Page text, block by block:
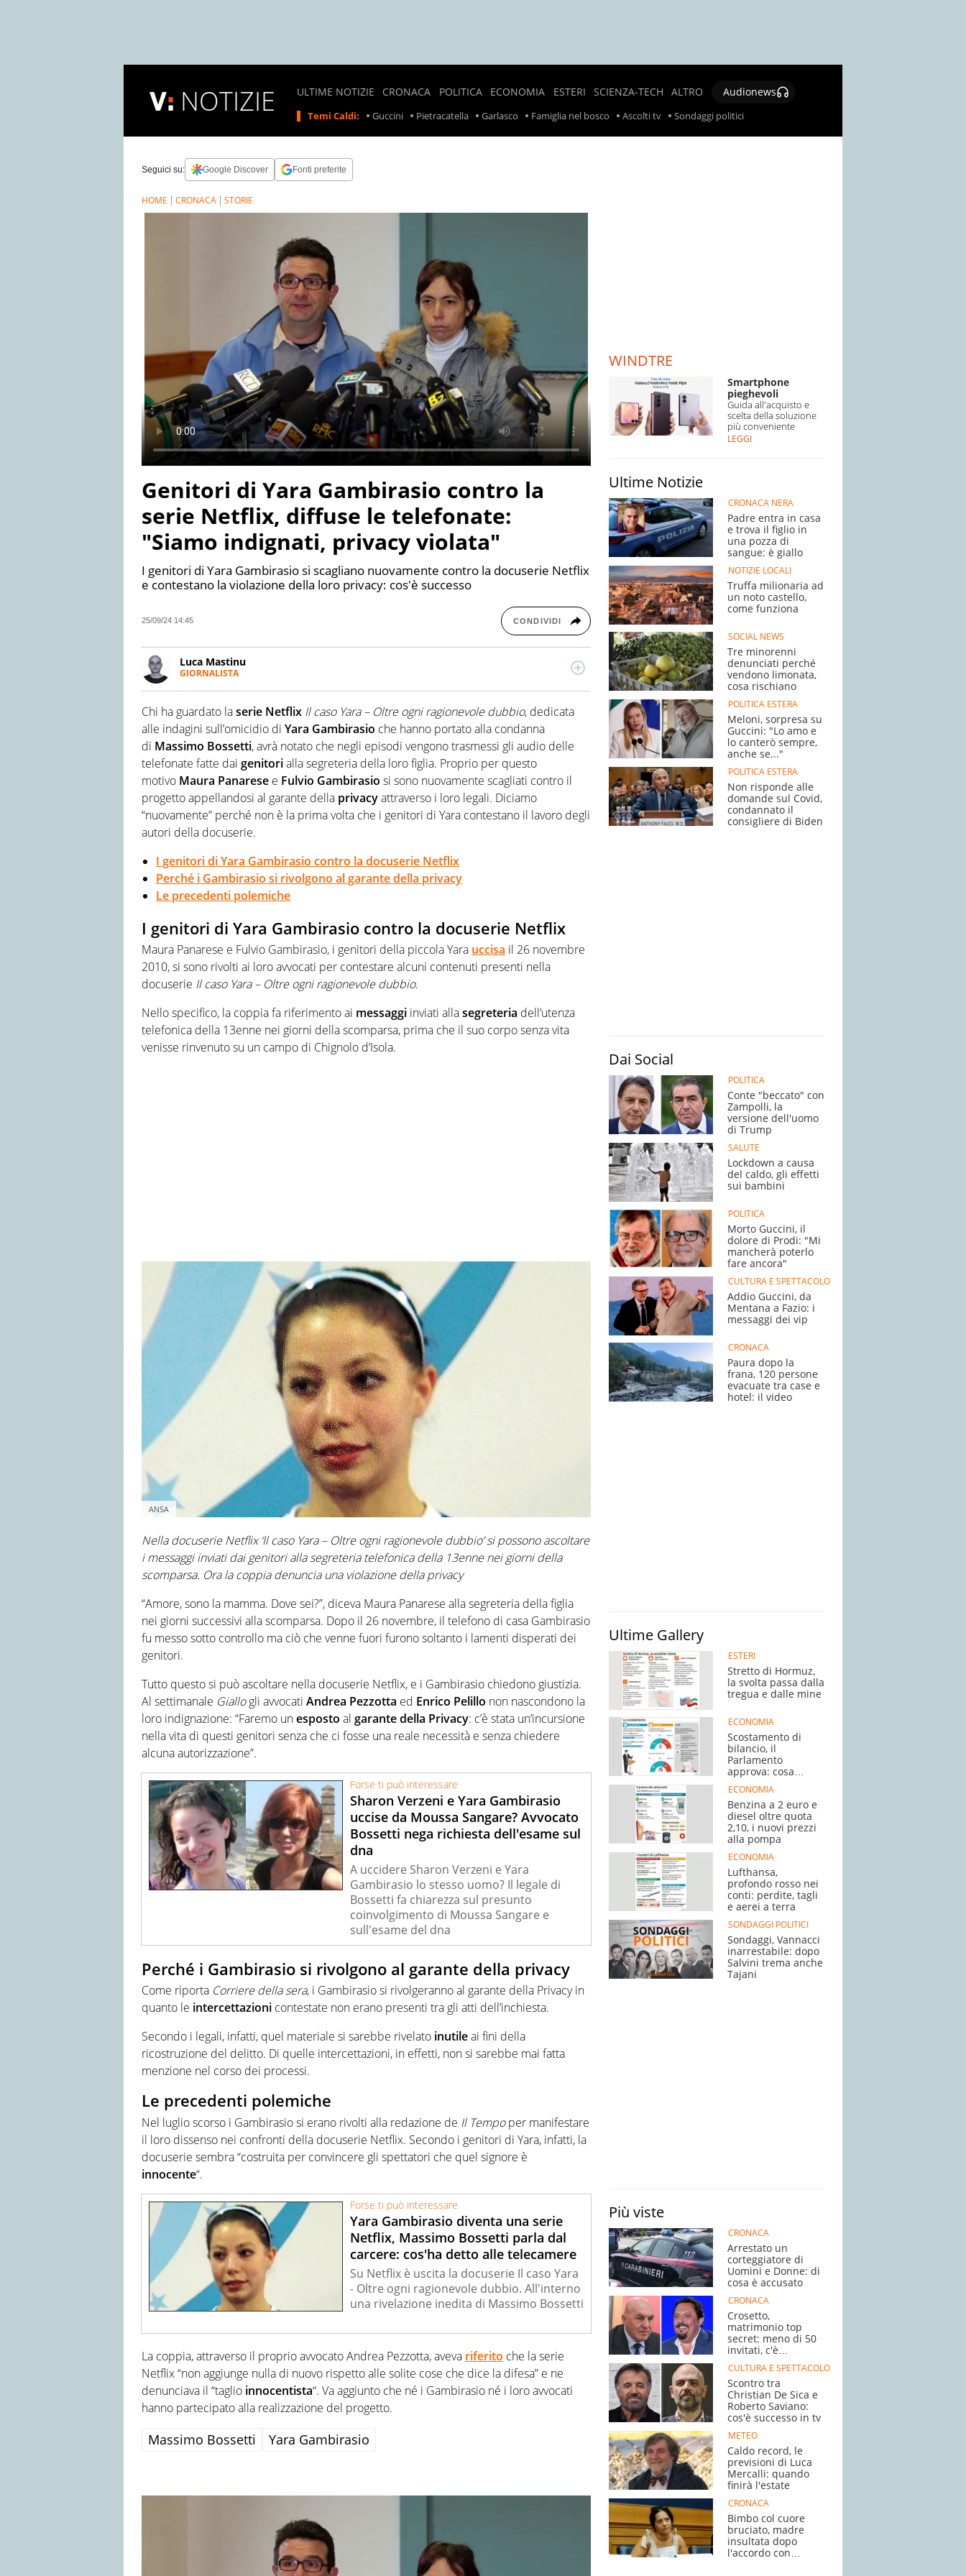
NOTIZIE ULTIME NOTIZIE
CRONACA
LOCALI
TERREMOTI
E VULCANI
STORIE
POLITICA
POLITICI
ECONOMIA
ESTERI
ESTERA
SCIENZA-TECH
ALTRO
Audionews
Temi Caldi: Guccini Pietracatella Garlasco Famiglia nel bosco Ascolti tv Sondaggi politici
Seguici su: Google Discover Fonti preferite
HOME CRONACA STORIE
Genitori di Yara Gambirasio contro la
serie Netflix, diffuse le telefonate:
"Siamo indignati, privacy violata"
I genitori di Yara Gambirasio si scagliano nuovamente contro la docuserie Netflix
e contestano la violazione della loro privacy: cos'è successo
25/09/24 14:45 CONDIVIDI
Luca Mastinu
GIORNALISTA
testate e siti web, esperto di musica.
Chi ha guardato laserie Netflix Il caso Yara – Oltre ogni ragionevole dubbio, dedicata
alle indagini sull’omicidio di Yara Gambirasio che hanno portato alla condanna
di Massimo Bossetti, avrà notato che negli episodi vengono trasmessi gli audio delle
telefonate fatte dai genitorialla segreteria della loro figlia. Proprio per questo
motivo Maura Panarese e Fulvio Gambirasio si sono nuovamente scagliati contro il
progetto appellandosi al garante della privacyattraverso i loro legali. Diciamo
“nuovamente” perché non è la prima volta che i genitori di Yara contestano il lavoro degli
autori della docuserie.
I genitori di Yara Gambirasio contro la docuserie Netflix
Perché i Gambirasio si rivolgono al garante della privacy
Le precedenti polemiche
I genitori di Yara Gambirasio contro la docuserie Netflix
Maura Panarese e Fulvio Gambirasio, i genitori della piccola Yara uccisa il 26 novembre
2010, si sono rivolti ai loro avvocati per contestare alcuni contenuti presenti nella
docuserie Il caso Yara – Oltre ogni ragionevole dubbio.
Nello specifico, la coppia fa riferimento ai messaggi inviati allasegreteria dell’utenza
telefonica della 13enne nei giorni della scomparsa, prima che il suo corpo senza vita
venisse rinvenuto su un campo di Chignolo d’Isola.
ANSA
Nella docuserie Netflix ‘Il caso Yara – Oltre ogni ragionevole dubbio’ si possono ascoltare
i messaggi inviati dai genitori alla segreteria telefonica della 13enne nei giorni della
scomparsa. Ora la coppia denuncia una violazione della privacy
“Amore, sono la mamma. Dove sei?”, diceva Maura Panarese alla segreteria della figlia
nei giorni successivi alla scomparsa. Dopo il 26 novembre, il telefono di casa Gambirasio
fu messo sotto controllo ma ciò che venne fuori furono soltanto i lamenti disperati dei
genitori.
Tutto questo si può ascoltare nella docuserie Netflix, e i Gambirasio chiedono giustizia.
Al settimanale Giallogli avvocati Andrea Pezzotta ed Enrico Pelillo non nascondono la
loro indignazione: “Faremo unesposto al garante della Privacy: c’è stata un’incursione
nella vita di questi genitori senza che ci fosse una reale necessità e senza chiedere
alcuna autorizzazione”.
Forse ti può interessare
Sharon Verzeni e Yara Gambirasio
uccise da Moussa Sangare? Avvocato
Bossetti nega richiesta dell'esame sul
dna
A uccidere Sharon Verzeni e Yara
Gambirasio lo stesso uomo? Il legale di
Bossetti fa chiarezza sul presunto
coinvolgimento di Moussa Sangare e
sull'esame del dna
Perché i Gambirasio si rivolgono al garante della privacy
Come riporta Corriere della sera, i Gambirasio si rivolgeranno al garante della Privacy in
quanto le intercettazioni contestate non erano presenti tra gli atti dell’inchiesta.
Secondo i legali, infatti, quel materiale si sarebbe rivelato inutileai fini della
ricostruzione del delitto. Di quelle intercettazioni, in effetti, non si sarebbe mai fatta
menzione nel corso dei processi.
Le precedenti polemiche
Nel luglio scorso i Gambirasio si erano rivolti alla redazione de Il Tempoper manifestare
il loro dissenso nei confronti della docuserie Netflix. Secondo i genitori di Yara, infatti, la
docuserie sembra “costruita per convincere gli spettatori che quel signore è
innocente“.
Forse ti può interessare
Yara Gambirasio diventa una serie
Netflix, Massimo Bossetti parla dal
carcere: cos'ha detto alle telecamere
Su Netflix è uscita la docuserie Il caso Yara
- Oltre ogni ragionevole dubbio. All'interno
una rivelazione inedita di Massimo Bossetti
La coppia, attraverso il proprio avvocato Andrea Pezzotta, aveva riferito che la serie
Netflix “non aggiunge nulla di nuovo rispetto alle solite cose che dice la difesa” e ne
denunciava il “taglio innocentista“. Va aggiunto che né i Gambirasio né i loro avvocati
hanno partecipato alla realizzazione del progetto.
Massimo Bossetti Yara Gambirasio
WINDTRE
Smartphone
pieghevoli
Guida all'acquisto e
scelta della soluzione
più conveniente
LEGGI
Ultime Notizie
CRONACA NERA
Padre entra in casa
e trova il figlio in
una pozza di
sangue: è giallo
NOTIZIE LOCALI
Truffa milionaria ad
un noto castello,
come funziona
SOCIAL NEWS
Tre minorenni
denunciati perché
vendono limonata,
cosa rischiano
POLITICA ESTERA
Meloni, sorpresa su
Guccini: "Lo amo e
lo canterò sempre,
anche se..."
POLITICA ESTERA
Non risponde alle
domande sul Covid,
condannato il
consigliere di Biden
Dai Social
POLITICA
Conte "beccato" con
Zampolli, la
versione dell'uomo
di Trump
SALUTE
Lockdown a causa
del caldo, gli effetti
sui bambini
POLITICA
Morto Guccini, il
dolore di Prodi: "Mi
mancherà poterlo
fare ancora"
CULTURA E SPETTACOLO
Addio Guccini, da
Mentana a Fazio: i
messaggi dei vip
CRONACA
Paura dopo la
frana, 120 persone
evacuate tra case e
hotel: il video
Ultime Gallery
ESTERI
Stretto di Hormuz,
la svolta passa dalla
tregua e dalle mine
ECONOMIA
Scostamento di
bilancio, il
Parlamento
approva: cosa
succede adesso
ECONOMIA
Benzina a 2 euro e
diesel oltre quota
2,10, i nuovi prezzi
alla pompa
ECONOMIA
Lufthansa,
profondo rosso nei
conti: perdite, tagli
e aerei a terra
SONDAGGI POLITICI
Sondaggi, Vannacci
inarrestabile: dopo
Salvini trema anche
Tajani
Più viste
CRONACA
Arrestato un
corteggiatore di
Uomini e Donne: di
cosa è accusato
CRONACA
Crosetto,
matrimonio top
secret: meno di 50
invitati, c'è
Brignano
CULTURA E SPETTACOLO
Scontro tra
Christian De Sica e
Roberto Saviano:
cos'è successo in tv
METEO
Caldo record, le
previsioni di Luca
Mercalli: quando
finirà l'estate
CRONACA
Bimbo col cuore
bruciato, madre
insultata dopo
l'accordo con